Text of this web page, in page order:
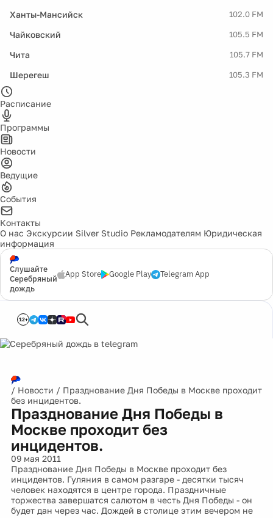
Ханты-Мансийск 102.0 FM
Чайковский 105.5 FM
Чита 105.7 FM
Шерегеш 105.3 FM
Расписание
Программы
Новости
Ведущие
События
Контакты
О нас Экскурсии Silver Studio Рекламодателям Юридическая
информация
Слушайте
Серебряный
дождь
App Store Google Play Telegram App
12+
/ Новости / Празднование Дня Победы в Москве проходит
без инцидентов.
Празднование Дня Победы в
Москве проходит без
инцидентов.
09 мая 2011
Празднование Дня Победы в Москве проходит без
инцидентов. Гуляния в самом разгаре - десятки тысяч
человек находятся в центре города. Праздничные
торжества завершатся салютом в честь Дня Победы - он
будет дан через час. Дождей в столице этим вечером не